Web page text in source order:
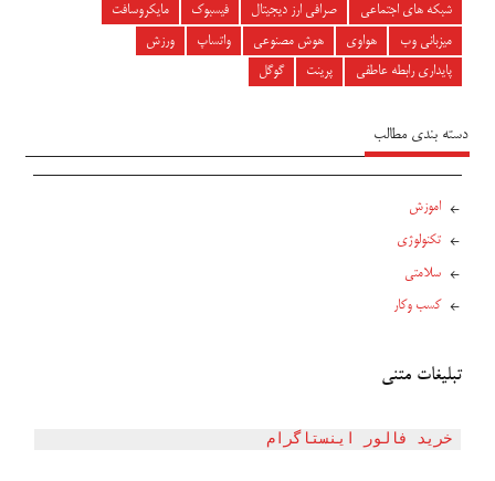
شبکه های اجتماعی
صرافی ارز دیجیتال فیسبوک
مایکروسافت
میزبانی وب
هواوی هوش مصنوعی واتساپ
ورزش
پایداری رابطه عاطفی
پرینت گوگل
دسته بندی مطالب
اموزش
تکنولوژی
سلامتی
کسب وکار
تبلیغات متنی
خرید فالور اینستاگرام